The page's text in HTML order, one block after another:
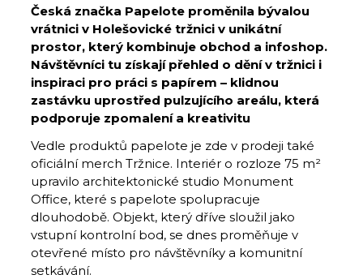
Česká značka Papelote proměnila bývalou
vrátnici v Holešovické tržnici v unikátní
prostor, který kombinuje obchod a infoshop.
Návštěvníci tu získají přehled o dění v tržnici i
inspiraci pro práci s papírem – klidnou
zastávku uprostřed pulzujícího areálu, která
podporuje zpomalení a kreativitu
Vedle produktů papelote je zde v prodeji také
oficiální merch Tržnice. Interiér o rozloze 75 m²
upravilo architektonické studio Monument
Office, které s papelote spolupracuje
dlouhodobě. Objekt, který dříve sloužil jako
vstupní kontrolní bod, se dnes proměňuje v
otevřené místo pro návštěvníky a komunitní
setkávání.